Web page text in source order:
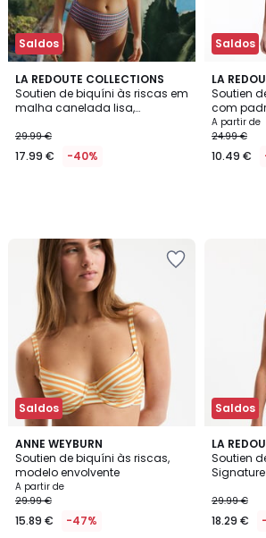
Saldos
LA REDOUTE COLLECTIONS
Soutien de biquíni às riscas em
malha canelada lisa,
29.99 €
17.99 € -40%
Saldos
LA
Soutien
com
A partir de
24.99 €
10.49 €
2
Cores
Saldos
ANNE WEYBURN
Soutien de biquíni às riscas,
modelo envolvente
A partir de
29.99 €
15.89 € -47%
4,7
/ 5
2
Cores
Saldos
LA
Soutien
Signature
29.99 €
18.29 €
4
/
5